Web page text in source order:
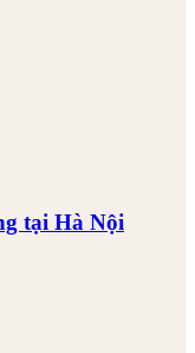
tại Hà Nội